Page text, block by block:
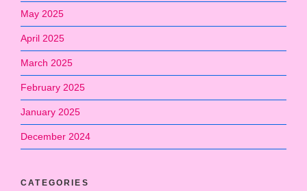
May 2025
April 2025
March 2025
February 2025
January 2025
December 2024
CATEGORIES